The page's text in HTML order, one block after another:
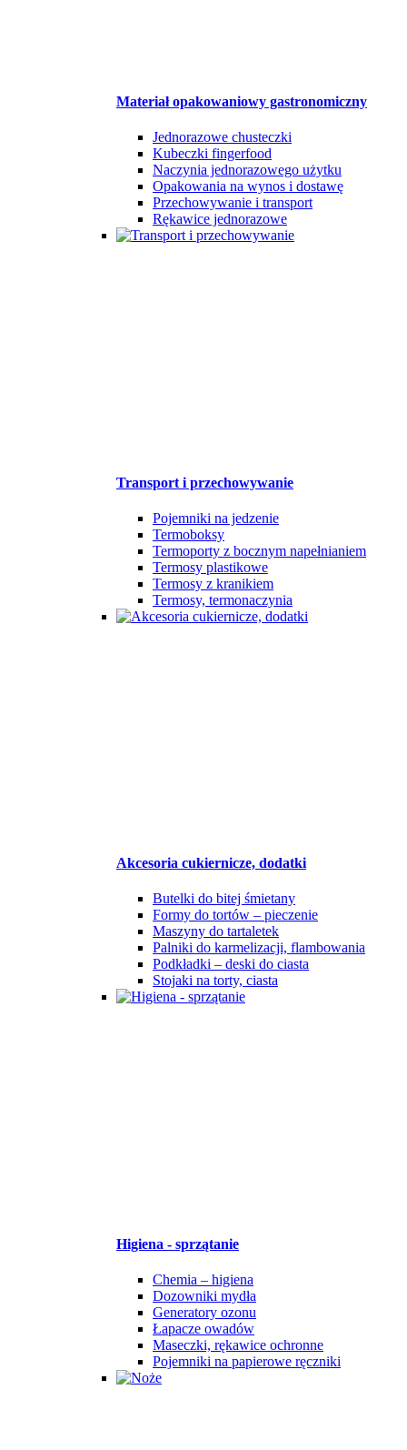
Materiał opakowaniowy gastronomiczny
Jednorazowe chusteczki
Kubeczki fingerfood
Naczynia jednorazowego użytku
Opakowania na wynos i dostawę
Przechowywanie i transport
Rękawice jednorazowe
Transport i przechowywanie
Pojemniki na jedzenie
Termoboksy
Termoporty z bocznym napełnianiem
Termosy plastikowe
Termosy z kranikiem
Termosy, termonaczynia
Akcesoria cukiernicze, dodatki
Butelki do bitej śmietany
Formy do tortów – pieczenie
Maszyny do tartaletek
Palniki do karmelizacji, flambowania
Podkładki – deski do ciasta
Stojaki na torty, ciasta
Higiena - sprzątanie
Chemia – higiena
Dozowniki mydła
Generatory ozonu
Łapacze owadów
Maseczki, rękawice ochronne
Pojemniki na papierowe ręczniki